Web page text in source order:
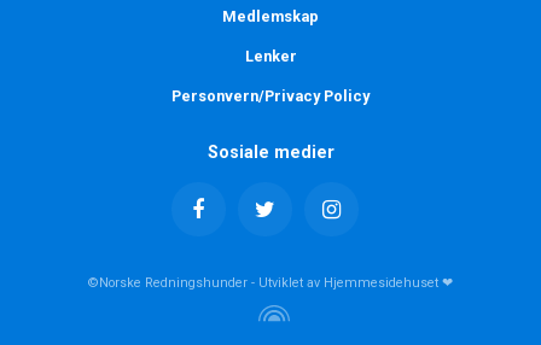
Medlemskap
Lenker
Personvern/Privacy Policy
Sosiale medier
©Norske Redningshunder - Utviklet av Hjemmesidehuset ❤